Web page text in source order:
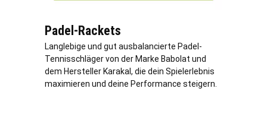
Padel-Rackets
Langlebige und gut ausbalancierte Padel-
Tennisschläger von der Marke Babolat und
dem Hersteller Karakal, die dein Spielerlebnis
maximieren und deine Performance steigern.